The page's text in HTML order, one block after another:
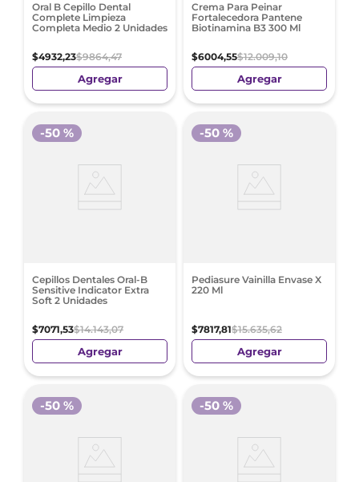
Oral B Cepillo Dental
Complete Limpieza
Completa Medio 2 Unidades
$4932,23$9864,47
Agregar
Crema Para Peinar
Fortalecedora Pantene
Biotinamina B3 300 Ml
$6004,55$12.009,10
Agregar
Cepillos Dentales Oral-B
Sensitive Indicator Extra
Soft 2 Unidades
$7071,53$14.143,07
-50 %
Agregar
Pediasure Vainilla Envase X
220 Ml
$7817,81$15.635,62
-50 %
Agregar
-50 % -50 %